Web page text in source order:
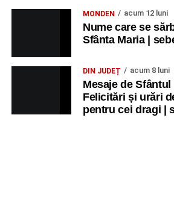
MONDEN acum 12 luni
Nume care se
Sfânta Maria |
DIN JUDEȚ acum 8 luni
Mesaje de Sfântul
Felicitări și urări
pentru cei dragi |